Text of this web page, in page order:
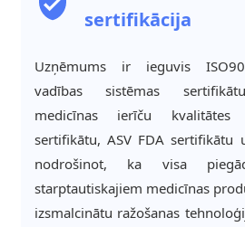
sertifikācija
Uzņēmums ir ieguvis
vadības sistēmas
medicīnas ierīču kvalitātes
sertifikātu, ASV FDA sertifikātu
nodrošinot, ka visa
starptautiskajiem medicīnas
izsmalcinātu ražošanas